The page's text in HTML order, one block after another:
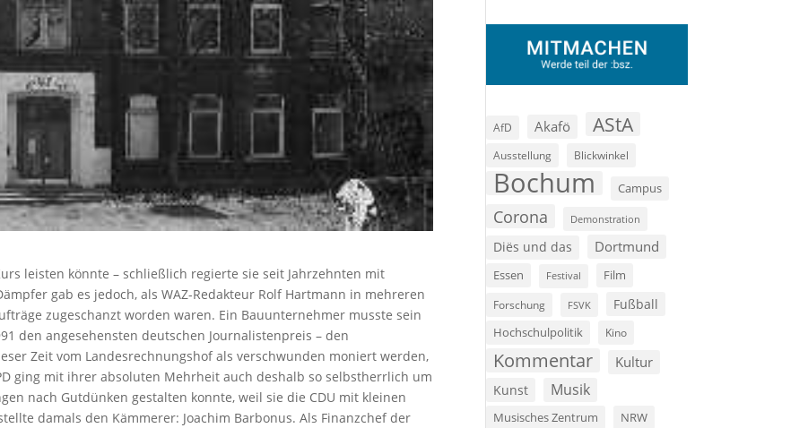
leisten könnte – schließlich regierte sie seit Jahrzehnten mit
gab es jedoch, als WAZ-Redakteur Rolf Hartmann in mehreren
zugeschanzt worden waren. Ein Bauunternehmer musste sein
den angesehensten deutschen Journalistenpreis – den
Zeit vom Landesrechnungshof als verschwunden moniert werden,
ging mit ihrer absoluten Mehrheit auch deshalb so selbstherrlich um
nach Gutdünken gestalten konnte, weil sie die CDU mit kleinen
damals den Kämmerer: Joachim Barbonus. Als Finanzchef der
AfD Akafö AStA
Ausstellung Blickwinkel
Bochum Campus
Corona Demonstration
Diës und das Dortmund
Essen Festival Film
Forschung FSVK Fußball
Hochschulpolitik Kino
Kommentar Kultur
Kunst Musik
Musisches Zentrum NRW